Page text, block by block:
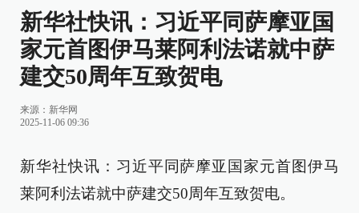
新华社快讯：习近平同萨摩亚国
家元首图伊马莱阿利法诺就中萨
建交50周年互致贺电
来源： 新华网
2025-11-06 09:36
新华社快讯：习近平同萨摩亚国家元首图伊马
莱阿利法诺就中萨建交50周年互致贺电。